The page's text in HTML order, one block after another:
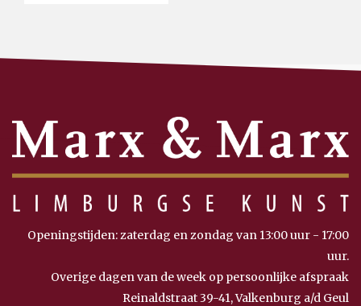
Openingstijden: zaterdag en zondag van 13:00 uur - 17:00
uur.
Overige dagen van de week op persoonlijke afspraak
Reinaldstraat 39-41, Valkenburg a/d Geul